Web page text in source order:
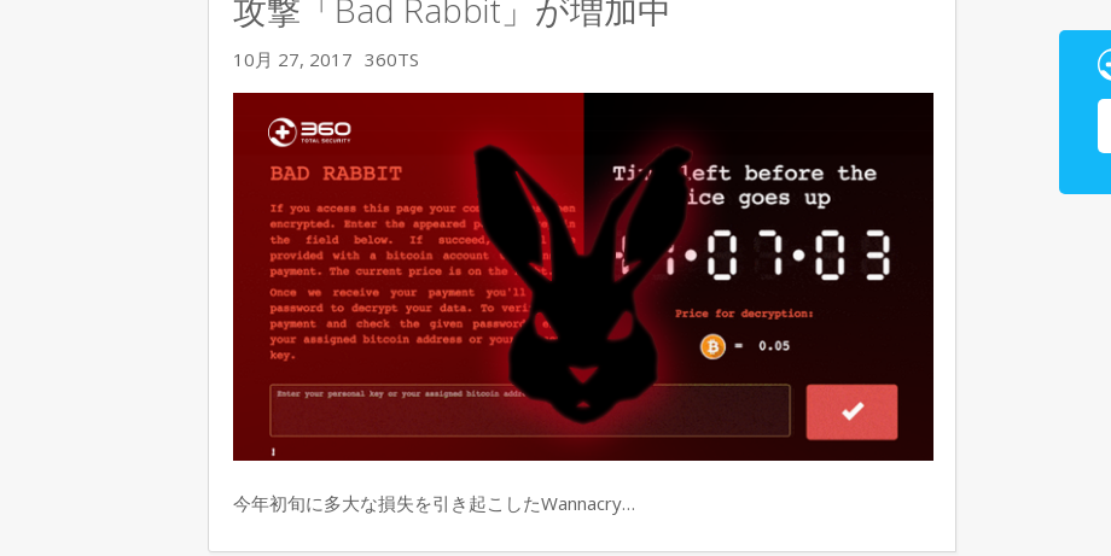
攻撃「Bad Rabbit」が増加中
10月 27, 2017 360TS
今年初旬に多大な損失を引き起こしたWannacry…